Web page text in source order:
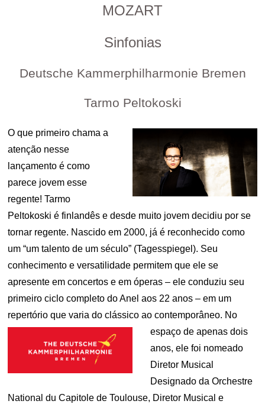
MOZART
Sinfonias
Deutsche Kammerphilharmonie Bremen
Tarmo Peltokoski
O que primeiro chama a
atenção nesse
lançamento é como
parece jovem esse
regente! Tarmo
Peltokoski é finlandês e desde muito jovem decidiu por se
tornar regente. Nascido em 2000, já é reconhecido como
um “um talento de um século” (Tagesspiegel). Seu
conhecimento e versatilidade permitem que ele se
apresente em concertos e em óperas – ele conduziu seu
primeiro ciclo completo do Anel aos 22 anos – em um
repertório que varia do clássico aocontemporâneo. No
espaço de apenas dois
anos, ele foi nomeado
Diretor Musical
Designado da Orchestre
National du Capitole de Toulouse, Diretor Musical e